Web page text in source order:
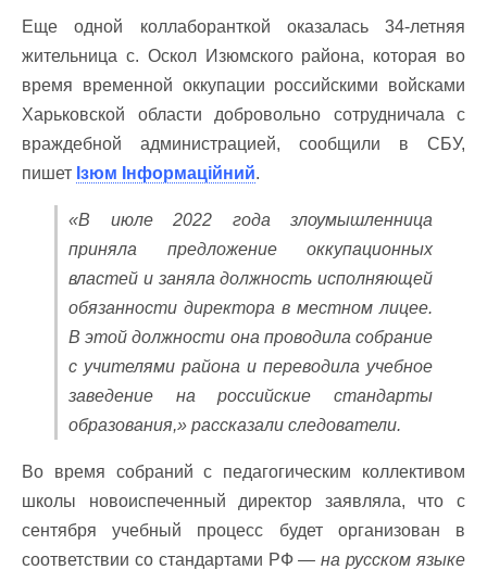
Еще одной коллаборанткой оказалась 34-летняя
жительница с. Оскол Изюмского района, которая во
время временной оккупации российскими войсками
Харьковской области добровольно сотрудничала с
враждебной администрацией, сообщили в СБУ,
пишет Ізюм Інформаційний.
«В июле 2022 года злоумышленница
приняла предложение оккупационных
властей и заняла должность исполняющей
обязанности директора в местном лицее.
В этой должности она проводила собрание
с учителями района и переводила учебное
заведение на российские стандарты
образования,» рассказали следователи.
Во время собраний с педагогическим коллективом
школы новоиспеченный директор заявляла, что с
сентября учебный процесс будет организован в
соответствии со стандартами РФ— на русском языке